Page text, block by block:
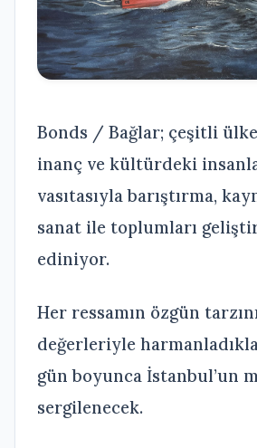
Bonds / Bağlar; çeşitli
inanç ve kültürdeki
vasıtasıyla barıştırma,
sanat ile toplumları
ediniyor.
Her ressamın özgün
değerleriyle
gün boyunca İstanbul’un
sergilenecek.